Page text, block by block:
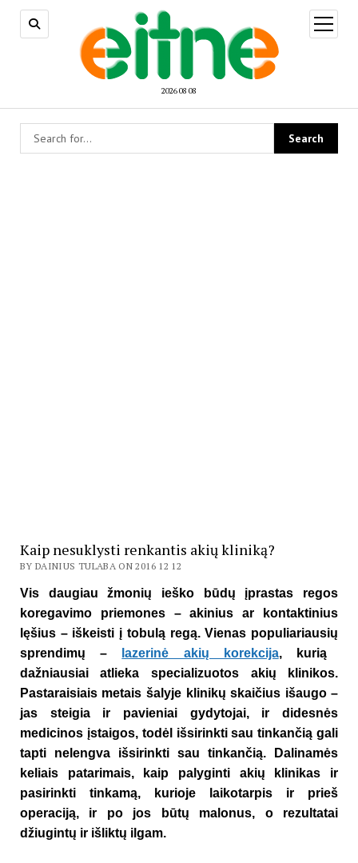
2026 08 08
open
menu
Kaip nesuklysti renkantis akių kliniką?
BY DAINIUS TULABA ON 2016 12 12
Vis daugiaužmonių ieško būd ų įprastas regos
koregavimo priemones – akinius ar kontaktinius
ęšius – iškeisti į tobul ąregą. Vienas populiariausių
sprendimų – lazerinė akių korekcija, kurią
dažniausiai atlieka specializuotos akių klinikos.
Pastaraisiais metais šalyje klinikų skaičius išaugo –
jas steigia ir pavieniai gydytojai, ir didesnės
medicinos įstaigos, todėl išsirinkti sau tinkančią gali
tapti nelengva išsirinkti sau tinkančią. Dalinamės
keliais patarimais, kaip palyginti akių klinikas ir
pasirinkti tinkamą, kurioje laikotarpis ir prieš
operaciją, ir po jos būtų malonus, o rezultatai
džiugintų ir išliktų ilgam.